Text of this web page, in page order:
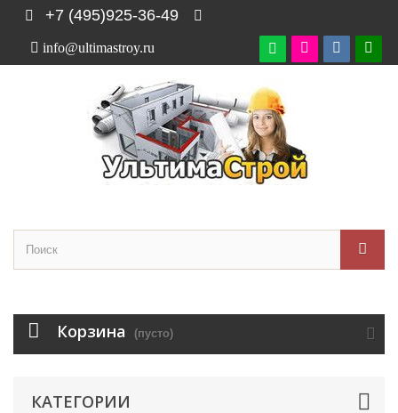
+7 (495)925-36-49

info@ultimastroy.ru
Корзина (пусто)
КАТЕГОРИИ